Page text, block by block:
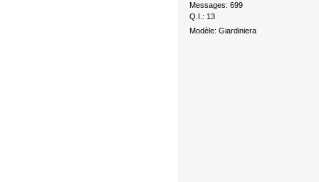
Messages: 699
Q.I.: 13
Modèle: Giardiniera